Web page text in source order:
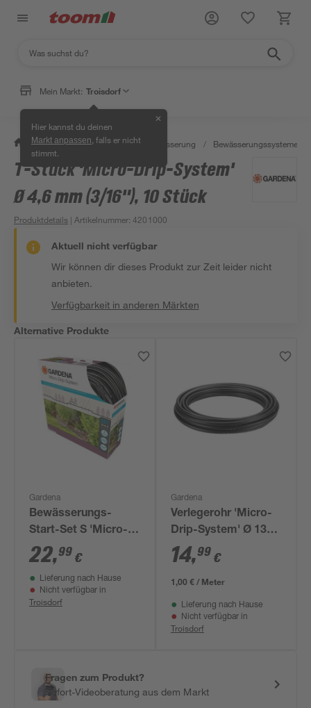
Mein Markt: Troisdorf
Hier kannst du deinen
Markt anpassen , falls er nicht
stimmt.
✕
/ Garten & Freizeit / Gartenbewässerung / Bewässerungssysteme
T-Stück 'Micro-Drip-System'
Ø 4,6 mm (3/16"), 10 Stück
Produktdetails | Artikelnummer:4201000
Aktuell nicht verfügbar
Wir können dir dieses Produkt zur Zeit leider nicht
anbieten.
Verfügbarkeit in anderen Märkten
Alternative Produkte
Gardena
Bewässerungs-
Start-Set S 'Micro-
Drip-System' für
Pflanzreihe, 15 m
22,99 €
Lieferung nach Hause
Nicht verfügbar in
Troisdorf
Gardena
Verlegerohr 'Micro-
Drip-System' Ø 13
mm (1/2"), 15 m
14,99 €
1,00 € / Meter
Lieferung nach Hause
Nicht verfügbar in
Troisdorf
Fragen zum Produkt?
Sofort-Videoberatung aus dem Markt